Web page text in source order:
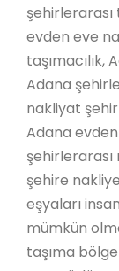
şehirlerarası
evden eve
Adana
nakliyat
Adana
şehire
eşyaları
mümkün
taşıma